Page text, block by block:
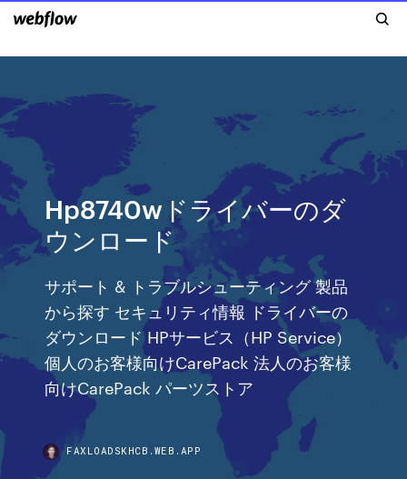
Hp8740wドライバーのダ
ウンロード
サポート & トラブルシューティング 製品
から探す セキュリティ情報 ドライバーの
ダウンロード HPサービス（HP Service）
個人のお客様向けCarePack 法人のお客様
向けCarePack パーツストア
FAXLOADSKHCB.WEB.APP